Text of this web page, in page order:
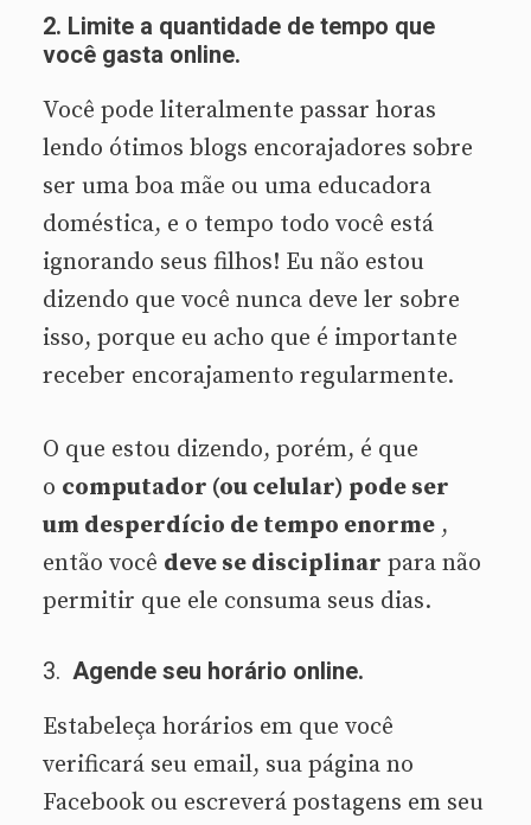
2. Limite a quantidade de tempo que
você gasta online.
Você pode literalmente passar horas
lendo ótimos blogs encorajadores sobre
ser uma boa mãe ou uma educadora
doméstica, e o tempo todo você está
ignorando seus filhos! Eu não estou
dizendo que você nunca deve ler sobre
isso, porque eu acho que é importante
receber encorajamento regularmente.
O que estou dizendo, porém, é que
o computador (ou celular) pode ser
um desperdício de tempo enorme ,
então você deve se disciplinar para não
permitir que ele consuma seus dias.
3. Agende seu horário online.
Estabeleça horários em que você
verificará seu email, sua página no
Facebook ou escreverá postagens em seu